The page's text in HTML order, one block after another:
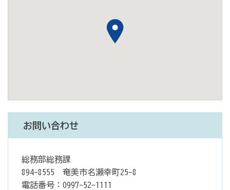
お問い合わせ
総務部総務課
894-8555 奄美市名瀬幸町25-8
電話番号：0997-52-1111